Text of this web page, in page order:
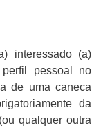
interessado (a)
pessoal no
de uma caneca
da
(ou qualquer outra